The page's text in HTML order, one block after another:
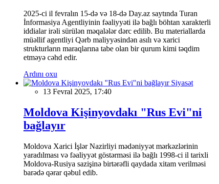
2025-ci il fevralın 15-də və 18-də Day.az saytında Turan
İnformasiya Agentliyinin fəaliyyəti ilə bağlı böhtan xarakterli
iddialar irəli sürülən məqalələr dərc edilib. Bu materiallarda
müəllif agentliyi Qərb maliyyəsindən asılı və xarici
strukturların maraqlarına tabe olan bir qurum kimi təqdim
etməyə cəhd edir.
Ardını oxu
Siyasət
13 Fevral 2025, 17:40
Moldova Kişinyovdakı "Rus Evi"ni
bağlayır
Moldova Xarici İşlər Nazirliyi mədəniyyət mərkəzlərinin
yaradılması və fəaliyyət göstərməsi ilə bağlı 1998-ci il tarixli
Moldova-Rusiya sazişinə birtərəfli qaydada xitam verilməsi
barədə qərar qəbul edib.